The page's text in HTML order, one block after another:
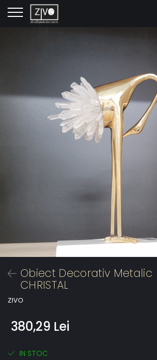
Obiect Decorativ Metalic
CHRISTAL
ZIVO
380,29 Lei
IN STOC